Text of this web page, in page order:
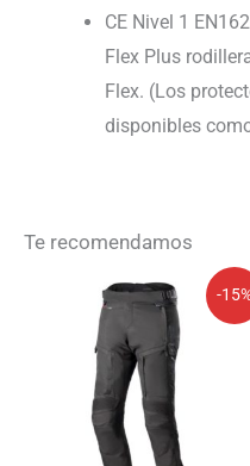
CE Nivel 1
Flex Plus
Flex. (Los
disponibles
Te recomendamos
-
El
precio
original
era:
319,95€.
El
precio
actual
es:
271,96€.